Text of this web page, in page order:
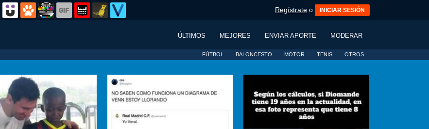
Regístrate o INICIAR SESIÓN
ÚLTIMOS MEJORES ENVIAR APORTE MODERAR
FÚTBOL BALONCESTO MOTOR TENIS OTROS